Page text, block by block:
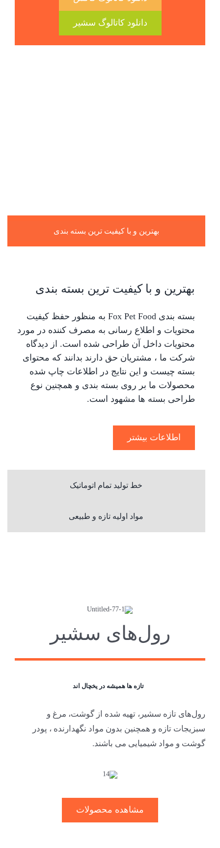
دانلود کاتالوگ سشیر
بهترین و با کیفیت ترین بسته بندی
بهترین و با کیفیت ترین بسته بندی
بسته بندی Fox Pet Food به منظور حفظ کیفیت
محتویات و اطلاع رسانی به مصرف کننده در مورد
محتویات داخل آن طراحی شده است. از دیدگاه
شرکت ما ، مشتریان حق دارند بدانند که محتوای
بسته چیست و این نتایج در اطلاعات چاپ شده
محصولات ما بر روی بسته بندی و همچنین نوع
طراحی بسته ها مشهود است.
اطلاعات بیشتر
خط تولید تمام اتوماتیک
مواد اولیه تازه و طبیعی
رول‌های سشیر
تازه ها همیشه در یخچال اند
رول‌های تازه سشیر، تهیه شده از گوشت، مرغ و
سبزیجات تازه و همچنین بدون مواد نگهدارنده ، پودر
گوشت و مواد شیمیایی می باشند.
مشاهده محصولات